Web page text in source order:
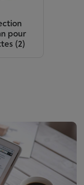
pour
(2)